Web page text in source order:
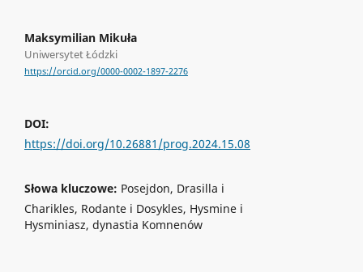
Maksymilian Mikuła
Uniwersytet Łódzki
https://orcid.org/0000-0002-1897-2276
DOI:
https://doi.org/10.26881/prog.2024.15.08
Słowa kluczowe: Posejdon, Drasilla i
Charikles, Rodante i Dosykles, Hysmine i
Hysminiasz, dynastia Komnenów